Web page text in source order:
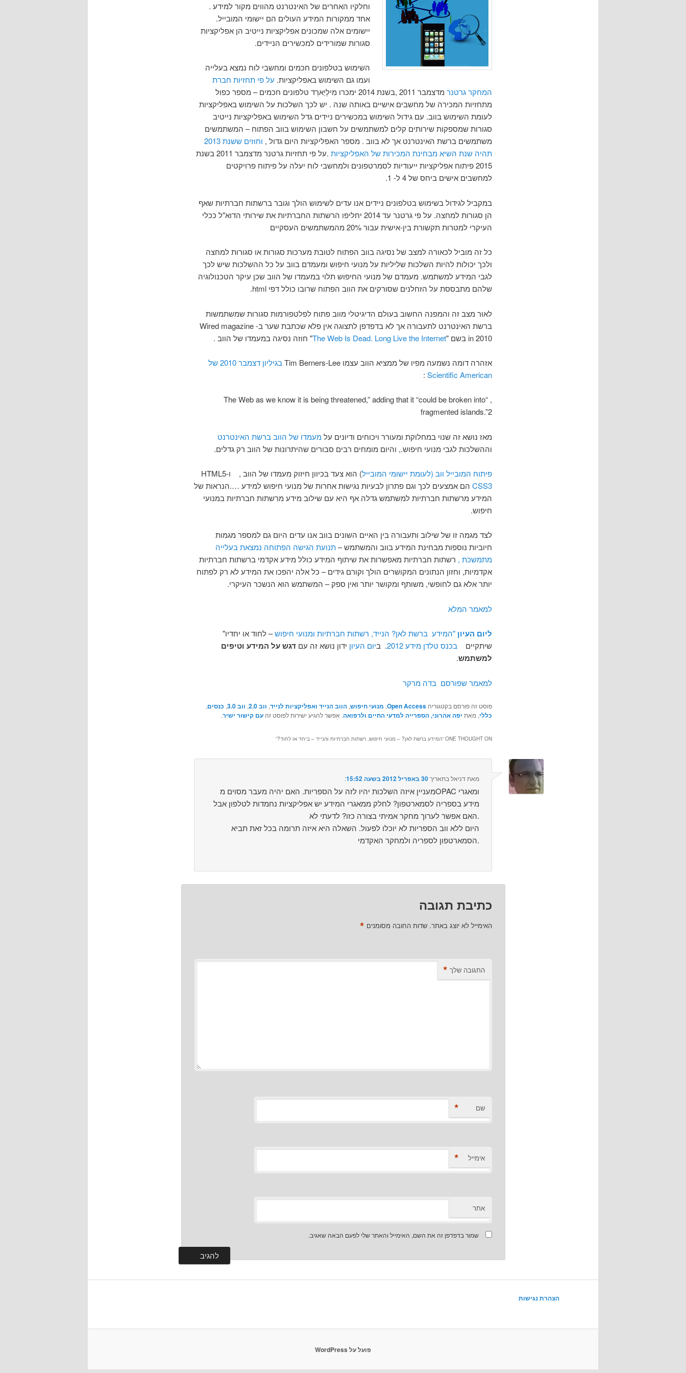
וחלקיו האחרים של האינטרנט מהווים מקור למידע .
אחד ממקורות המידע העולים הם יישומי המובייל.
יישומים אלה שמכונים אפליקציות נייטיב הן אפליקציות
סגורות שמורידים למכשירים הניידים.
השימוש בטלפונים חכמים ומחשבי לוח נמצא בעלייה
ועמו גם השימוש באפליקציות. על פי תחזיות חברת
המחקר גרטנר
מדצמבר 2011 ,בשנת 2014 ימכרו מִילְיַארְד טלפונים חכמים – מספר כפול
מתחזיות המכירה של מחשבים אישיים באותה שנה . יש לכך השלכות על השימוש באפליקציות
לעומת השימוש בווב. עם גידול השימוש במכשירים ניידים גדל השימוש באפליקציות נייטיב
סגורות שמספקות שירותים קלים למשתמשים על חשבון השימוש בווב הפתוח – המשתמשים
משתמשים ברשת האינטרנט אך לא בווב . מספר האפליקציות היום גדול ,
וחוזים ששנת 2013
תהיה שנת השיא מבחינת המכירות של האפליקציות
.על פי תחזיות גרטנר מדצמבר 2011 בשנת
2015 פיתוח אפליקציות ייעודיות לסמרטפונים ולמחשבי לוח יעלה על פיתוח פרויקטים
למחשבים אישים ביחס של 4 ל- 1.
במקביל לגידול בשימוש בטלפונים ניידים אנו עדים לשימוש הולך וגובר ברשתות חברתיות שאף
הן סגורות למחצה. על פי גרטנר עד 2014 יחליפו הרשתות החברתיות את שירותי הדוא"ל ככלי
העיקרי למטרות תקשורת בין-אישית עבור 20% מהמשתמשים העסקיים
כל זה מוביל לכאורה למצב של נסיגה בווב הפתוח לטובת מערכות סגורות או סגורות למחצה
ולכך יכולות להיות השלכות שליליות על מנועי חיפוש ומעמדם בווב על כל ההשלכות שיש לכך
לגבי המידע למשתמש. מעמדם של מנועי החיפוש תלוי במעמדו של הווב שכן עיקר הטכנולוגיה
שלהם מתבססת על הזחלנים שסורקים את הווב הפתוח שרובו כולל דפי html.
לאור מצב זה והמפנה החשוב בעולם הדיגיטלי מווב פתוח לפלטפורמות סגורות שמשתמשות
ברשת האינטרנט לתעבורה אך לא בדפדפן לתצוגה אין פלא שכתבת שער ב- Wired magazine
in 2010 בשם "
The Web Is Dead. Long Live the Internet" חוזה נסיגה במעמדו של הווב .
אזהרה דומה נשמעה מפיו של ממציא הווב עצמו Tim Berners-Lee
בגיליון דצמבר 2010 של
Scientific American
:
, “The Web as we know it is being threatened,” adding that it “could be broken into
fragmented islands.”2
מאז נושא זה שנוי במחלוקת ומעורר ויכוחים ודיונים עלמעמדו של הווב ברשת האינטרנט
וההשלכות לגבי מנועי חיפוש., והיום מומחים רבים סבורים שהיתרונות של הווב רק גדלים.
פיתוח המובייל ווב (לעומת יישומי המובייל) הוא צעד בכיוון חיזוק מעמדו של הווב , ו-HTML5
CSS3הם אמצעים לכך וגם פתרון לבעיות נגישות אחרות של מנועי חיפוש למידע ….הנראות של
המידע מרשתות חברתיות למשתמש גדלה אף היא עם שילוב מידע מרשתות חברתיות במנועי
חיפוש.
לצד מגמה זו של שילוב ותעבורה בין האיים השונים בווב אנו עדים היום גם למספר מגמות
חיוביות נוספות מבחינת המידע בווב והמשתמש –תנועת הגישה הפתוחה נמצאת בעלייה
מתמשכת , רשתות חברתיות מאפשרות את שיתוף המידע כולל מידע אקדמי ברשתות חברתיות
אקדמיות, וחזון הנתונים המקושרים הולך וקורם גידים – כל אלה יהפכו את המידע לא רק לפתוח
יותר אלא גם לחופשי, משותף ומקושר יותר ואין ספק – המשתמש הוא הנשכר העיקרי.
למאמר המלא
ליום העיון "המידע ברשת לאן? הנייד, רשתות חברתיות ומנועי חיפוש– לחוד או יחדיו"
שיתקיים בכנס טלדן מידע 2012 . ביום העיון ידון נושא זה עם דגש על המידע וטיפים
למשתמש.
למאמר שפורסם בדה מרקר
פוסט זה פורסם בקטגוריה Open Access
, מנועי חיפוש, הווב הנייד ואפליקציות לנייד, ווב 2.0 , ווב 3.0 , כנסים,
כללי, מאת יפה אהרוני, הספרייה למדעי החיים ולרפואה. אפשר להגיע ישירות לפוסט זה עם קישור ישיר.
ONE THOUGHT ON “ המידע ברשת לאן? – מנועי חיפוש, רשתות חברתיות והנייד – ביחד או לחוד?”
מאתדניאל בתאריך30 באפריל 2012 בשעה 15:52 :‏
מעניין איזה השלכות יהיו לזה על הספריות. האם יהיה מעבר מסוים מOPAC ומאגרי
מידע בספריה לסמארטפון? לחלק ממאגרי המידע יש אפליקציות נחמדות לטלפון אבל
האם אפשר לערוך מחקר אמיתי בצורה כזו? לדעתי לא.
היום ללא ווב הספריות לא יוכלו לפעול. השאלה היא איזה תרומה בכל זאת תביא
הסמארטפון לספריה ולמחקר האקדמי.
כתיבת תגובה
האימייל לא יוצג באתר. שדות החובה מסומנים *
התגובה שלך *
שם *
אימייל *
אתר
שמור בדפדפן זה את השם, האימייל והאתר שלי לפעם הבאה שאגיב.
הצהרת נגישות
פועל על WordPress